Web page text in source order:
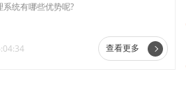
统有哪些优势呢?
查看更多